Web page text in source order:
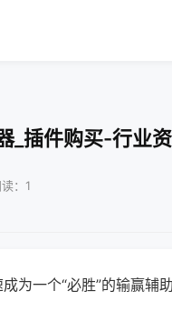
_插件购买-行业
：1
为一个“必胜”的输赢辅